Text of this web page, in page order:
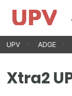
VésUPV ADGE
Xtra2